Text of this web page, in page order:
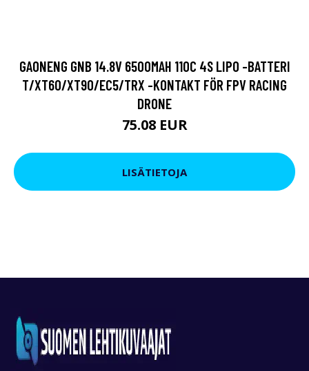
GAONENG GNB 14.8V 6500MAH 110C 4S LIPO -BATTERI
T/XT60/XT90/EC5/TRX -KONTAKT FÖR FPV RACING
DRONE
75.08 EUR
LISÄTIETOJA